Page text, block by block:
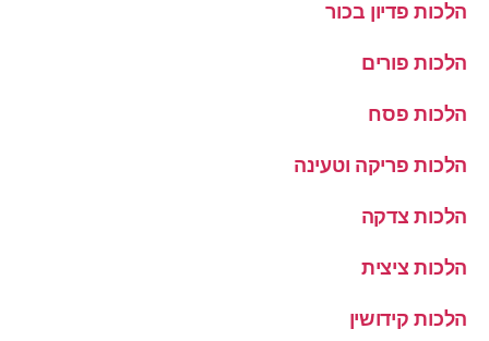
הלכות פדיון בכור
הלכות פורים
הלכות פסח
הלכות פריקה וטעינה
הלכות צדקה
הלכות ציצית
הלכות קידושין